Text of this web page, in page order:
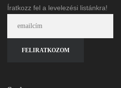
Íratkozz fel a levelezési listánkra!